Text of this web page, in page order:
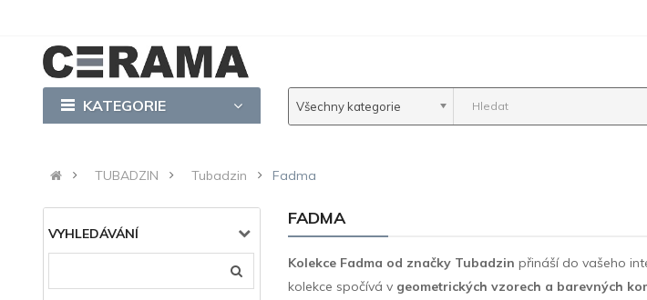
KATEGORIE Všechny kategorie
TUBADZIN Tubadzin Fadma
VYHLEDÁVÁNÍ
FADMA
Kolekce Fadma od značky Tubadzin přináší do vašeho
kolekce spočívá v geometrických vzorech a barevných